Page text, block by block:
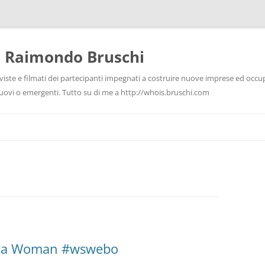
Bruschi
e filmati dei partecipanti impegnati a costruire nuove imprese ed
o emergenti. Tutto su di me a http://whois.bruschi.com
Woman #wswebo